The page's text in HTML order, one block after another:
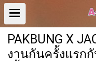
PAKBUNG X
งานกันครั้งแรก